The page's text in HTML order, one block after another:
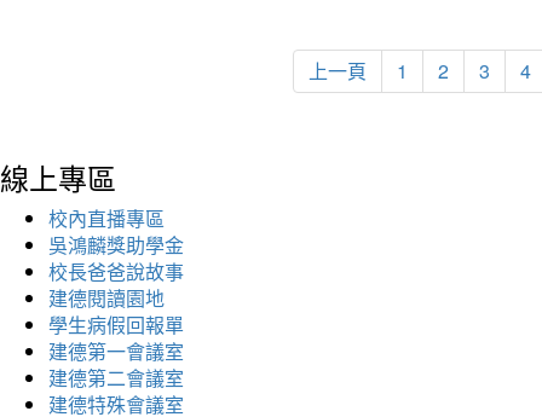
上一頁 1 2 3 4
線上專區
校內直播專區
吳鴻麟獎助學金
校長爸爸說故事
建德閱讀園地
學生病假回報單
建德第一會議室
建德第二會議室
建德特殊會議室